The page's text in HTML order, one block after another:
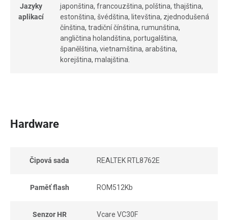
Jazyky
aplikací
japonština, francouzština, polština, thajština,
estonština, švédština, litevština, zjednodušená
čínština, tradiční čínština, rumunština,
angličtina holandština, portugalština,
španělština, vietnamština, arabština,
korejština, malajština.
Hardware
Čipová sada REALTEK RTL8762E
Paměť flash ROM512Kb
Senzor HR Vcare VC30F